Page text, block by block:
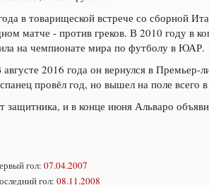
в товарищеской встрече со сборной
матче - против греков. В 2010 году в
на чемпионате мира по футболу в ЮАР.
2016 года он вернулся в Премьер-
провёл год, но вышел на поле всего
и в конце июня Альваро
гол: 07.04.2007
гол: 08.11.2008